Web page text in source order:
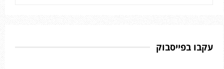
h
f
עקבו בפייסבוק